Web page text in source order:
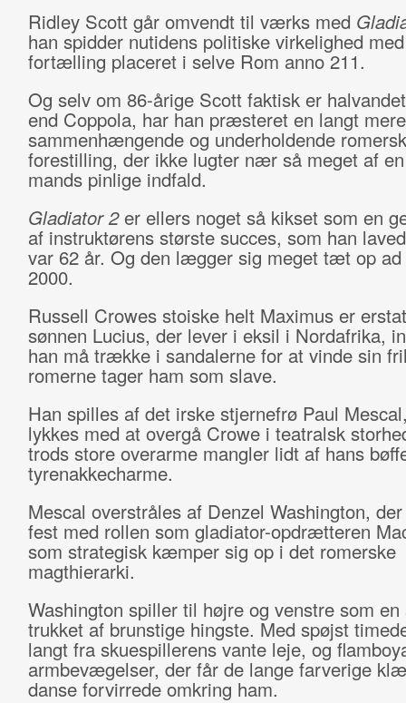
Ridley Scott går omvendt til værks med
han spidder nutidens politiske virkelighed
fortælling placeret i selve Rom anno 211.
Og selv om 86-årige Scott faktisk er
end Coppola, har han præsteret en langt mere
sammenhængende og underholdende romersk
forestilling, der ikke lugter nær så meget af
mands pinlige indfald.
Gladiator 2er ellers noget så kikset som en
af instruktørens største succes, som han
var 62 år. Og den lægger sig meget tæt op ad
2000.
Russell Crowes stoiske helt Maximus er
sønnen Lucius, der lever i eksil i Nordafrika,
han må trække i sandalerne for at vinde sin
romerne tager ham som slave.
Han spilles af det irske stjernefrø Paul
lykkes med at overgå Crowe i teatralsk
trods store overarme mangler lidt af hans
tyrenakkecharme.
Mescal overstråles af Denzel Washington,
fest med rollen som gladiator-opdrætteren
som strategisk kæmper sig op i det romerske
magthierarki.
Washington spiller til højre og venstre som en
trukket af brunstige hingste. Med spøjst
langt fra skuespillerens vante leje, og
armbevægelser, der får de lange farverige
danse forvirrede omkring ham.